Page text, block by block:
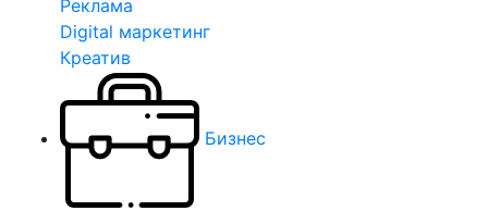
Реклама
Digital маркетинг
Креатив
Бизнес